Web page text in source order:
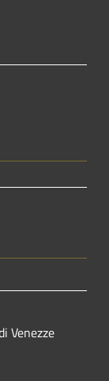
Venezze